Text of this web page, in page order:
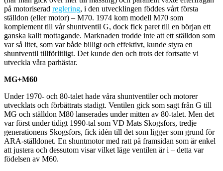
på motoriserad reglering, i den utvecklingen föddes vårt första
ställdon (eller motor) – M70. 1974 kom modell M70 som
komplement till vår shuntventil G, dock fick paret till en början ett
ganska kallt mottagande. Marknaden trodde inte att ett ställdon som
var så litet, som var både billigt och effektivt, kunde styra en
shuntventil tillförlitligt. Det kunde den och trots det fortsatte vi
utveckla våra parhästar.
MG+M60
Under 1970- och 80-talet hade våra shuntventiler och motorer
utvecklats och förbättrats stadigt. Ventilen gick som sagt från G till
MG och ställdon M80 lanserades under mitten av 80-talet. Men det
var först under tidigt 1990-tal som VD Mats Skogsfors, tredje
generationens Skogsfors, fick idén till det som ligger som grund för
ARA-ställdonet. En shuntmotor med ratt på framsidan som är enkel
att justera och dessutom visar vilket läge ventilen är i – detta var
födelsen av M60.